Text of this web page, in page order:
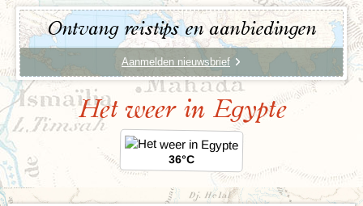
Ontvang reistips en aanbiedingen
Aanmelden nieuwsbrief
Het weer in Egypte
36°C